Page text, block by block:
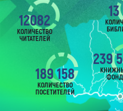
12082
КОЛИЧЕСТВО
ЧИТАТЕЛЕЙ
189 158
КОЛИЧЕСТВО
ПОСЕТИТЕЛЕЙ
239
ФОНД